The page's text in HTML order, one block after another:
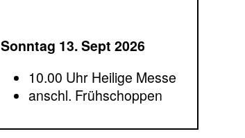
Sonntag 13. Sept 2026
10.00 Uhr Heilige Messe
anschl. Frühschoppen